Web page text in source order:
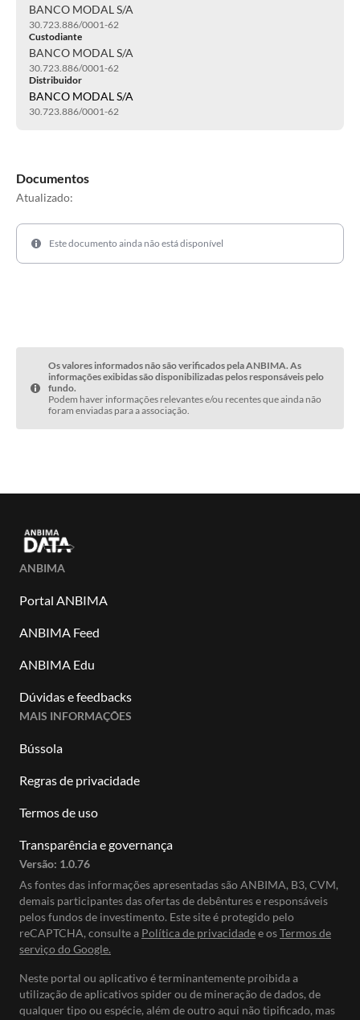
BANCO MODAL S/A
30.723.886/0001-62
Custodiante
BANCO MODAL S/A
30.723.886/0001-62
Distribuidor
BANCO MODAL S/A
30.723.886/0001-62
Documentos
Atualizado:
Este documento ainda não está disponível
Os valores informados não são verificados pela ANBIMA. As
informações exibidas são disponibilizadas pelos responsáveis pelo
fundo.
Podem haver informações relevantes e/ou recentes que ainda não
foram enviadas para a associação.
ANBIMA
Portal ANBIMA
ANBIMA Feed
ANBIMA Edu
Dúvidas e feedbacks
MAIS INFORMAÇÕES
Bússola
Regras de privacidade
Termos de uso
Transparência e governança
Versão: 1.0.76
As fontes das informações apresentadas são ANBIMA, B3, CVM,
demais participantes das ofertas de debêntures e responsáveis
pelos fundos de investimento. Este site é protegido pelo
reCAPTCHA, consulte a Política de privacidadee osTermos de
serviço do Google.
Neste portal ou aplicativo é terminantemente proibida a
utilização de aplicativos spider ou de mineração de dados, de
qualquer tipo ou espécie, além de outro aqui não tipificado, mas